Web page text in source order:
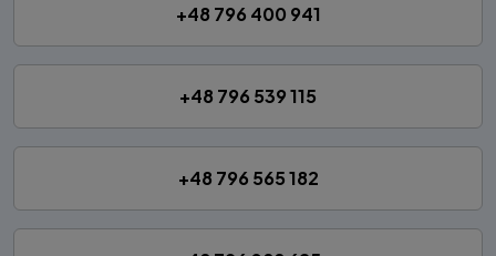
+48 796 400 941
+48 796 539 115
+48 796 565 182